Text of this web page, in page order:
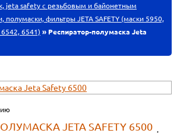
jeta safety с резьбовым и байонетным
полумаски, фильтры JETA SAFETY (маски 5950,
6541) » Респиратор-полумаска Jeta
JETA SAFETY 6500